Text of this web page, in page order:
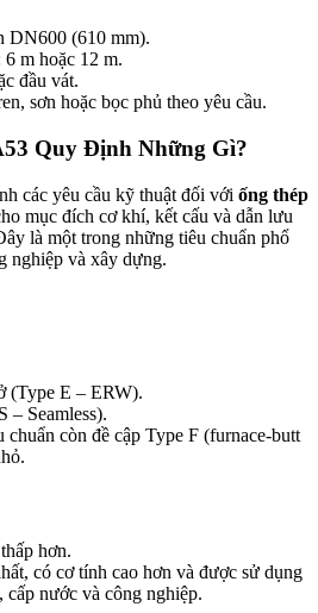
DN600 (610 mm).
m hoặc 12 m.
đầu vát.
sơn hoặc bọc phủ theo yêu cầu.
Quy Định Những Gì?
các yêu cầu kỹ thuật đối với ống thép
mục đích cơ khí, kết cấu và dẫn lưu
là một trong những tiêu chuẩn phổ
nghiệp và xây dựng.
(Type E – ERW).
– Seamless).
chuẩn còn đề cập Type F (furnace-butt
hơn.
có cơ tính cao hơn và được sử dụng
nước và công nghiệp.